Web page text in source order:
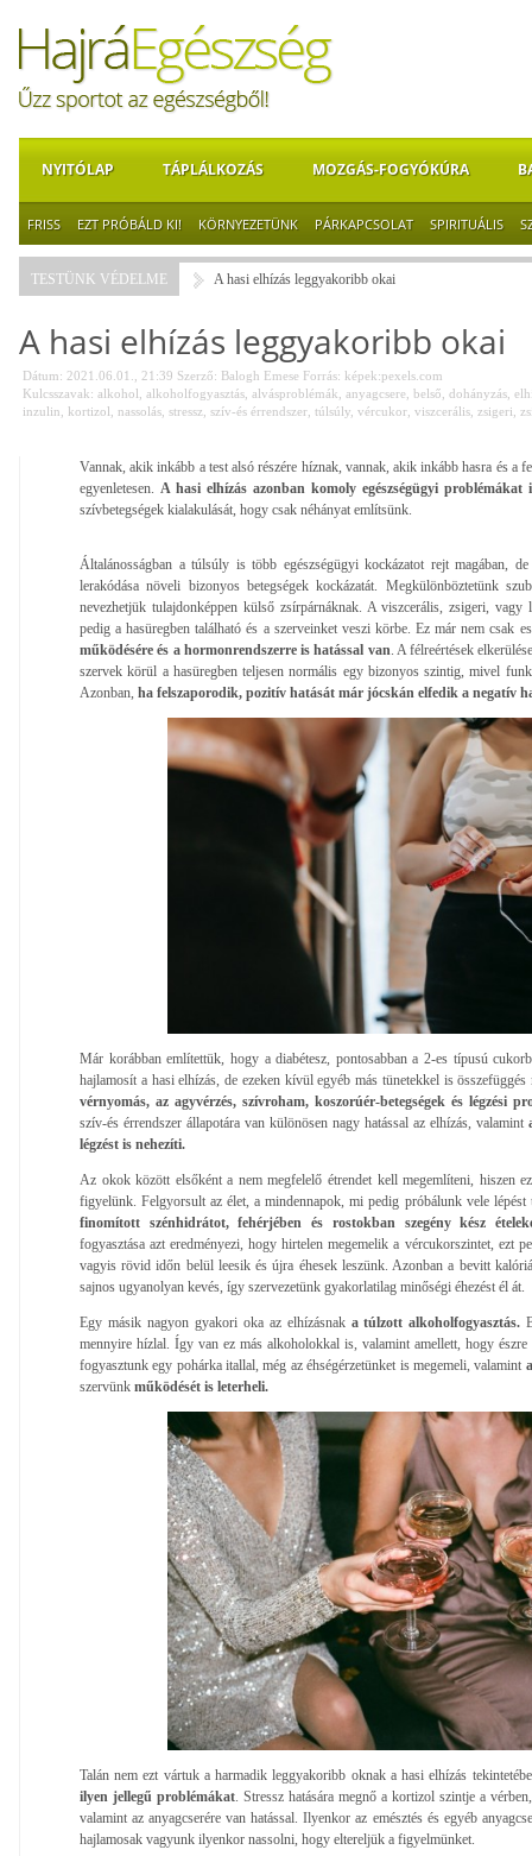
NYITÓLAP TÁPLÁLKOZÁS MOZGÁS-FOGYÓKÚRA
FRISS EZT PRÓBÁLD KI! KÖRNYEZETÜNK PÁRKAPCSOLAT SPIRITUÁLIS
TESTÜNK VÉDELME A hasi elhízás leggyakoribb okai
A hasi elhízás leggyakoribb okai
Dátum: 2021.06.01., 21:39 Szerző: Balogh Emese Forrás: képek:pexels.com
Kulcsszavak: alkohol alkoholfogyasztás alvásproblémák anyagcsere belső dohányzás
inzulin
kortizol nassolás stressz szív-és érrendszer túlsúly vércukor viszcerális zsigeri
Vannak, akik inkább a test alsó részére híznak, vannak, akik inkább hasra és a
egyenletesen. A hasi elhízás azonban komoly egészségügyi problémákat
szívbetegségek kialakulását, hogy csak néhányat említsünk.
Általánosságban a túlsúly is több egészségügyi kockázatot rejt magában,
lerakódása növeli bizonyos betegségek kockázatát. Megkülönböztetünk
nevezhetjük tulajdonképpen külső zsírpárnáknak. A viszcerális, zsigeri, vagy
pedig a hasüregben található és a szerveinket veszi körbe. Ez már nem csak
működésére és a hormonrendszerre is hatással van . A félreértések
szervek körül a hasüregben teljesen normális egy bizonyos szintig, mivel
Azonban, ha felszaporodik, pozitív hatását már jócskán elfedik a negatív
Már korábban említettük, hogy a diabétesz, pontosabban a 2-es típusú
hajlamosít a hasi elhízás, de ezeken kívül egyéb más tünetekkel is
vérnyomás, az agyvérzés, szívroham, koszorúér-betegségek és légzési
szív-és érrendszer állapotára van különösen nagy hatással az elhízás, valamint
légzést is nehezíti.
Az okok között elsőként a nem megfelelő étrendet kell megemlíteni, hiszen
figyelünk. Felgyorsult az élet, a mindennapok, mi pedig próbálunk vele lépést
finomított szénhidrátot, fehérjében és rostokban szegény kész
fogyasztása azt eredményezi, hogy hirtelen megemelik a vércukorszintet, ezt
vagyis rövid időn belül leesik és újra éhesek leszünk. Azonban a bevitt
sajnos ugyanolyan kevés, így szervezetünk gyakorlatilag minőségi éhezést él át.
Egy másik nagyon gyakori oka az elhízásnak a túlzott alkoholfogyasztás.
mennyire hízlal. Így van ez más alkoholokkal is, valamint amellett, hogy
fogyasztunk egy pohárka itallal, még az éhségérzetünket is megemeli, valamint
szervünk működését is leterheli.
Talán nem ezt vártuk a harmadik leggyakoribb oknak a hasi elhízás
ilyen jellegű problémákat . Stressz hatására megnő a kortizol szintje a
valamint az anyagcserére van hatással. Ilyenkor az emésztés és egyéb
hajlamosak vagyunk ilyenkor nassolni, hogy eltereljük a figyelmünket.